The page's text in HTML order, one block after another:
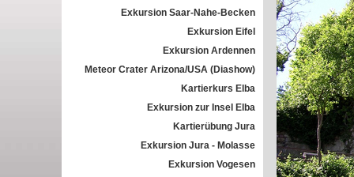
Exkursion Saar-Nahe-Becken
Exkursion Eifel
Exkursion Ardennen
Meteor Crater Arizona/USA (Diashow)
Kartierkurs Elba
Exkursion zur Insel Elba
Kartierübung Jura
Exkursion Jura - Molasse
Exkursion Vogesen